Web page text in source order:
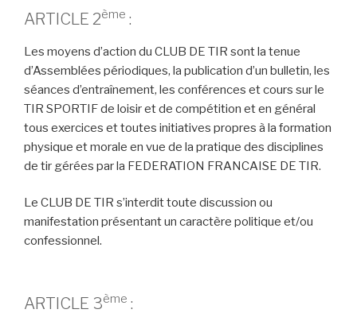
ARTICLE 2ème :
Les moyens d’action du CLUB DE TIR sont la tenue
d’Assemblées périodiques, la publication d’un bulletin, les
séances d’entraînement, les conférences et cours sur le
TIR SPORTIF de loisir et de compétition et en général
tous exercices et toutes initiatives propres à la formation
physique et morale en vue de la pratique des disciplines
de tir gérées par la FEDERATION FRANCAISE DE TIR.
Le CLUB DE TIR s’interdit toute discussion ou
manifestation présentant un caractère politique et/ou
confessionnel.
ARTICLE 3ème :